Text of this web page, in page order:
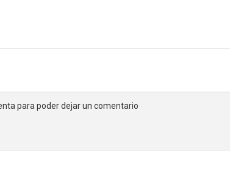
para poder dejar un comentario